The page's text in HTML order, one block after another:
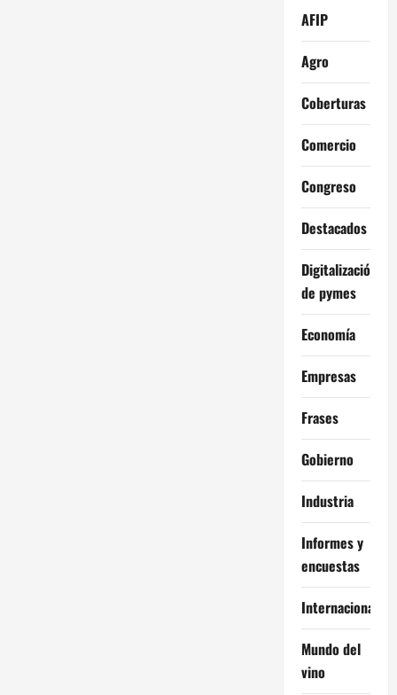
AFIP
Agro
Coberturas
Comercio
Congreso
Destacados
Digitalización
de pymes
Economía
Empresas
Frases
Gobierno
Industria
Informes y
encuestas
Internacional
Mundo del
vino